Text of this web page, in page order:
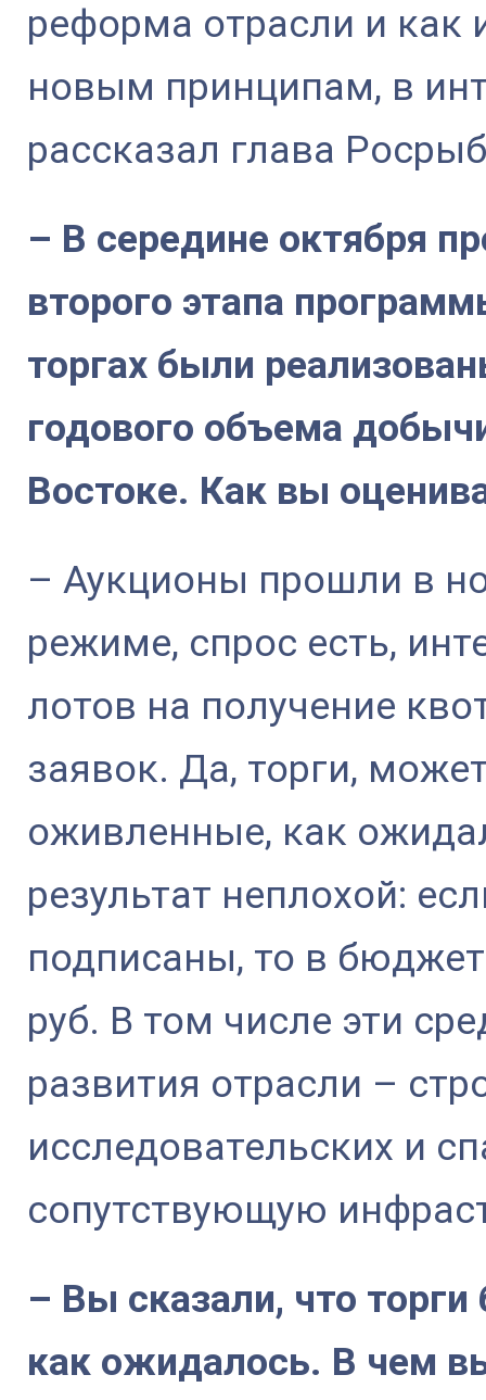
реформа отрасли и как
новым принципам, в
рассказал глава
– В середине октября
второго этапа
торгах были
годового объема
Востоке. Как вы
– Аукционы прошли в
режиме, спрос есть,
лотов на получение
заявок. Да, торги,
оживленные, как
результат неплохой:
подписаны, то в
руб. В том числе эти
развития отрасли –
исследовательских и
сопутствующую
– Вы сказали, что
как ожидалось. В чем